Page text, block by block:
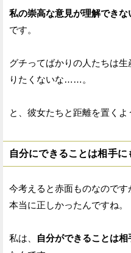
私の崇高な意見が理解でき
です。
グチってばかりの人たちは
りたくないな……。
と、彼女たちと距離を置くよ
自分にできることは相手
今考えると赤面ものなので
本当に正しかったんですね。
私は、 自分ができることは相